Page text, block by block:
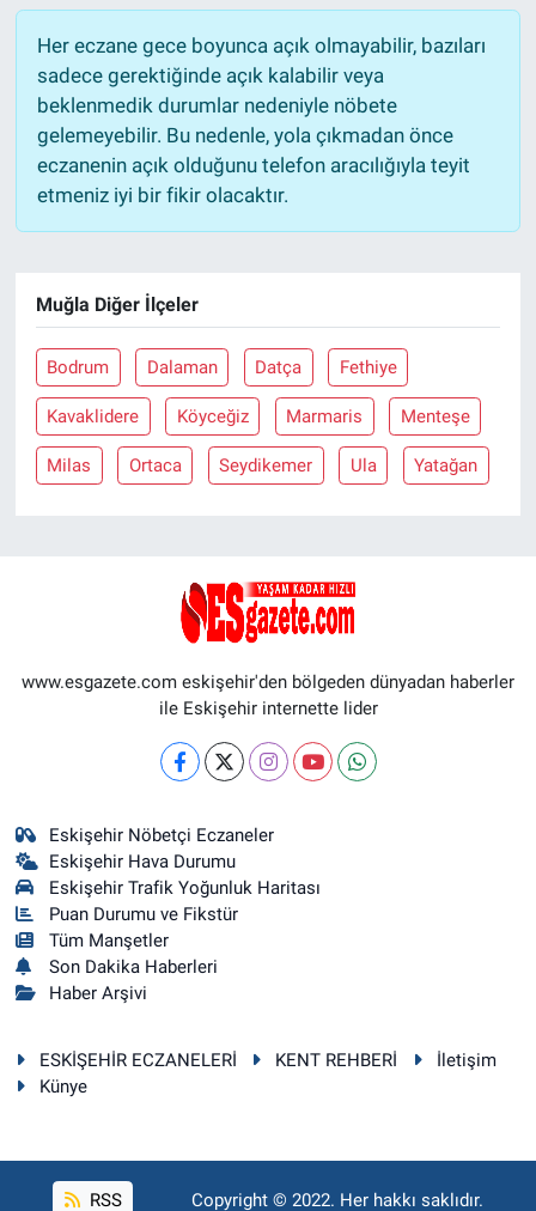
Her eczane gece boyunca açık olmayabilir, bazıları
sadece gerektiğinde açık kalabilir veya
beklenmedik durumlar nedeniyle nöbete
gelemeyebilir. Bu nedenle, yola çıkmadan önce
eczanenin açık olduğunu telefon aracılığıyla teyit
etmeniz iyi bir fikir olacaktır.
Muğla Diğer İlçeler
Bodrum Dalaman Datça Fethiye
Kavaklidere Köyceğiz Marmaris Menteşe
Milas Ortaca Seydikemer Ula Yatağan
www.esgazete.com eskişehir'den bölgeden dünyadan haberler
ile Eskişehir internette lider
Eskişehir Nöbetçi Eczaneler
Eskişehir Hava Durumu
Eskişehir Trafik Yoğunluk Haritası
Puan Durumu ve Fikstür
Tüm Manşetler
Son Dakika Haberleri
Haber Arşivi
ESKİŞEHİR ECZANELERİ KENT REHBERİ
İletişim
Künye
RSS Copyright © 2022. Her hakkı saklıdır.